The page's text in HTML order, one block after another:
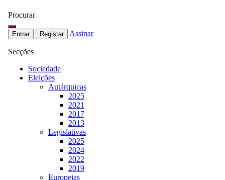
Procurar
Entrar Registar Assinar
Secções
Sociedade
Eleições
Autárquicas
2025
2021
2017
2013
Legislativas
2025
2024
2022
2019
Europeias